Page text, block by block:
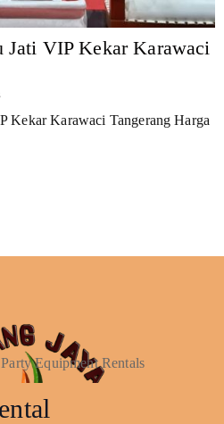
Jati VIP Kekar Karawaci
Kekar Karawaci Tangerang Harga
Equipment Rentals